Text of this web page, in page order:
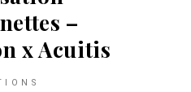
–
x Acuitis